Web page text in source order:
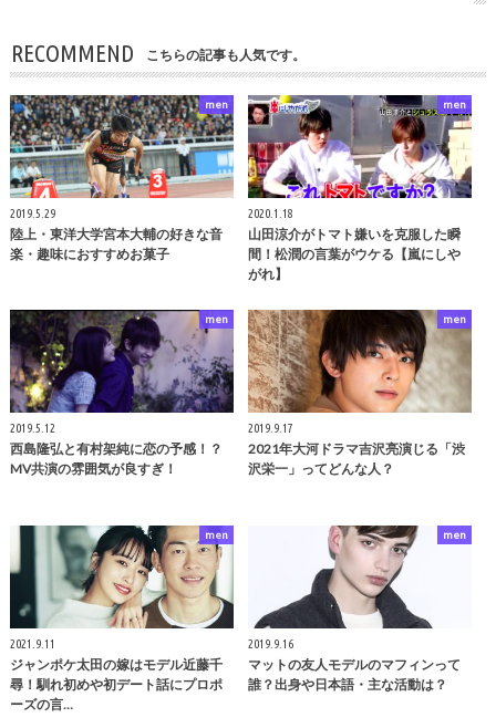
RECOMMEND こちらの記事も人気です。
men
2019.5.29
陸上・東洋大学宮本大輔の好きな音
楽・趣味におすすめお菓子
men
2020.1.18
山田涼介がトマト嫌いを克服した瞬
間！松潤の言葉がウケる【嵐にしや
がれ】
men
2019.5.12
西島隆弘と有村架純に恋の予感！？
MV共演の雰囲気が良すぎ！
men
2019.9.17
2021年大河ドラマ吉沢亮演じる「渋
沢栄一」ってどんな人？
men
2021.9.11
ジャンポケ太田の嫁はモデル近藤千
尋！馴れ初めや初デート話にプロポ
ーズの言…
men
2019.9.16
マットの友人モデルのマフィンって
誰？出身や日本語・主な活動は？